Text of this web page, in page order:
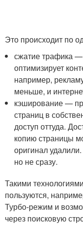
Это происходит по
сжатие трафика —
оптимизирует
например,
меньше, и
кэширование —
страниц в
доступ оттуда.
копию страницы
оригинал
но не сразу.
Такими
пользуются,
Турбо-режим и
через поисковую